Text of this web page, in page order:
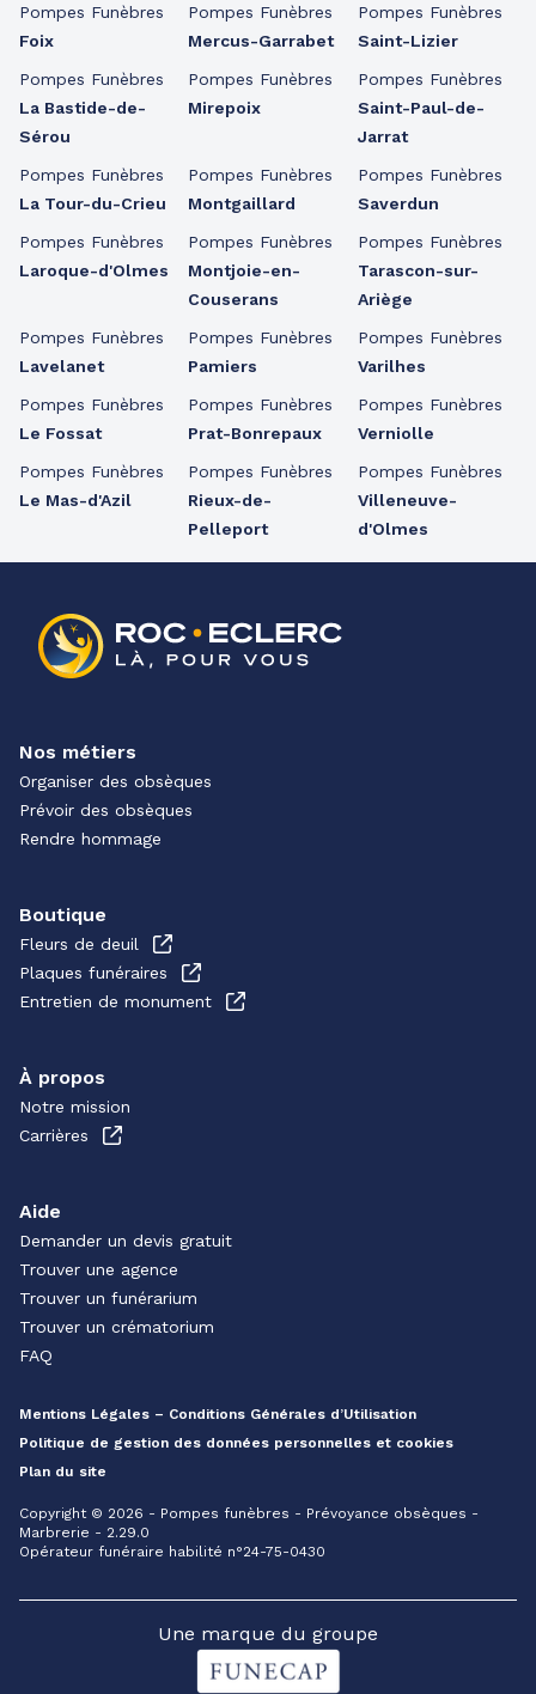
Pompes Funèbres
Foix
Pompes Funèbres
La Bastide-de-
Sérou
Pompes Funèbres
La Tour-du-Crieu
Pompes Funèbres
Laroque-d'Olmes
Pompes Funèbres
Lavelanet
Pompes Funèbres
Le Fossat
Pompes Funèbres
Le Mas-d'Azil
Pompes Funèbres
Mercus-Garrabet
Pompes Funèbres
Mirepoix
Pompes Funèbres
Montgaillard
Pompes Funèbres
Montjoie-en-
Couserans
Pompes Funèbres
Pamiers
Pompes Funèbres
Prat-Bonrepaux
Pompes Funèbres
Rieux-de-
Pelleport
Pompes Funèbres
Saint-Lizier
Pompes Funèbres
Saint-Paul-de-
Jarrat
Pompes Funèbres
Saverdun
Pompes Funèbres
Tarascon-sur-
Ariège
Pompes Funèbres
Varilhes
Pompes Funèbres
Verniolle
Pompes Funèbres
Villeneuve-
d'Olmes
Nos métiers
Organiser des obsèques
Prévoir des obsèques
Rendre hommage
Boutique
Fleurs de deuil
Plaques funéraires
Entretien de monument
À propos
Notre mission
Carrières
Aide
Demander un devis gratuit
Trouver une agence
Trouver un funérarium
Trouver un crématorium
FAQ
Mentions Légales – Conditions Générales d’Utilisation
Politique de gestion des données personnelles et cookies
Plan du site
Copyright © 2026 - Pompes funèbres - Prévoyance obsèques -
Marbrerie - 2.29.0
Opérateur funéraire habilité n°24-75-0430
Une marque du groupe